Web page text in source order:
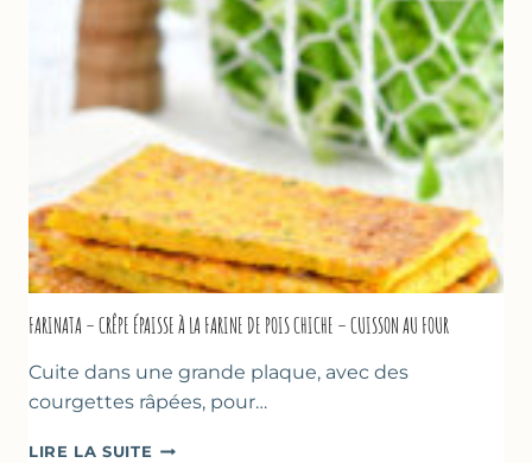
–
COMME
À
MARSEILLE
FARINATA – CRÊPE ÉPAISSE À LA FARINE DE POIS CHICHE – CUISSON AU FOUR
Cuite dans une grande plaque, avec des
courgettes râpées, pour…
LIRE LA SUITE FARINATA